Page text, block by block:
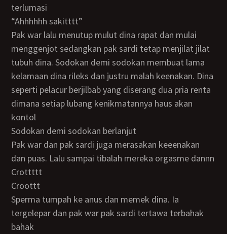
terlumasi
“Ahhhhhh sakitttt”
Pak war lalu menutup mulut dina rapat dan mulai
menggenjot sedangkan pak sardi tetap menjilat jilat
tubuh dina. Sodokan demi sodokan membuat lama
kelamaan dina rileks dan justru malah keenakan. Dina
seperti pelacur berjilbab yang diserang dua pria renta
dimana setiap lubang kenikmatannya haus akan
kontol
Sodokan demi sodokan berlanjut
Pak war dan pak sardi juga merasakan keeenakan
dan puas. Lalu sampai tibalah mereka orgasme dannn
Crottttt
Croottt
Sperma tumpah ke anus dan memek dina. Ia
tergelepar dan pak war pak sardi tertawa terbahak
bahak